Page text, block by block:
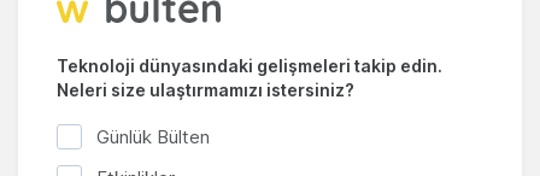
Teknoloji dünyasındaki gelişmeleri takip edin.
Neleri size ulaştırmamızı istersiniz?
Günlük Bülten